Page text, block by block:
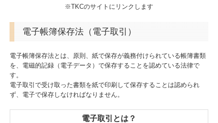
※TKCのサイトにリンクします
電子帳簿保存法（電子取引）
電子帳簿保存法とは、原則、紙で保存が義務付けられている帳簿書類
を、電磁的記録（電子データ）で保存することを認めている法律で
す。
電子取引で受け取った書類を紙で印刷して保存することは認められ
ず、電子で保存しなければなりません。
電子取引とは？